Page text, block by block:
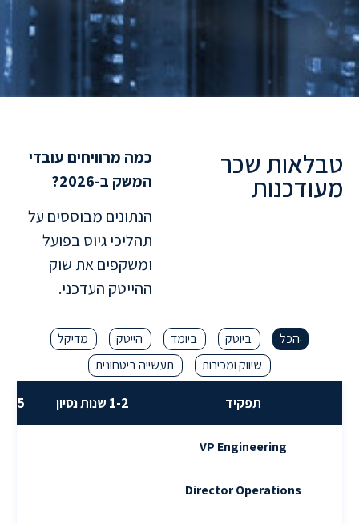
טבלאות שכר
מעודכנות
םהביוטק
כמה מרוויחים עובדי
המשק ב-2026?
הנתונים מבוססים על
תהליכי גיוס בפועל
ומשקפים את שוק
ההייטק העדכני.
הכל ביוטק ביומד הייטק
מדיקל
שיווק ומכירות
תעשייה ביטחונית
תפקיד 1-2 שנות נסיון 3-5 שנות נסיון
VP Engineering
Director Operations